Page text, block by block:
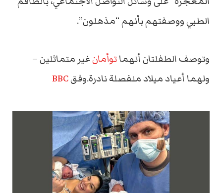
الطبي ووصفتهم بأنهم “مذهلون”.
وتوصف الطفلتان أنهماتوأمانغير متماثلين –
ولهما أعياد ميلاد منفصلة نادرة.وفقBBC